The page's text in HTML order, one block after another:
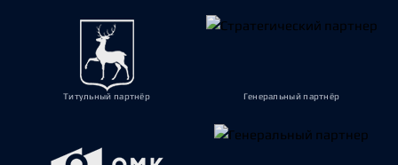
Титульный партнёр Генеральный партнёр